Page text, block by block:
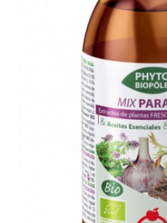
Ceaiuri diverse si accesorii
Vinuri, bere si alte bauturi
Siropuri naturale
Cacao si inlocuitori
Seminte bio pentru germinat